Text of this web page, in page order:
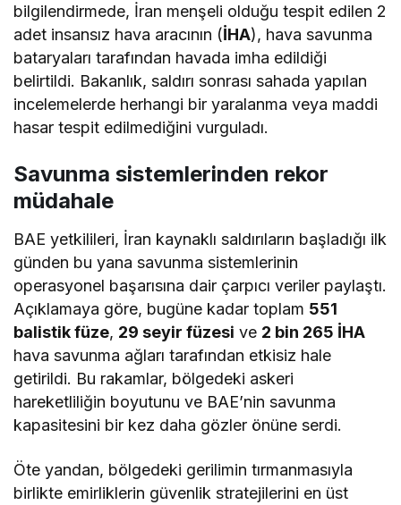
bilgilendirmede, İran menşeli olduğu tespit edilen 2
adet insansız hava aracının (İHA), hava savunma
bataryaları tarafından havada imha edildiği
belirtildi. Bakanlık, saldırı sonrası sahada yapılan
incelemelerde herhangi bir yaralanma veya maddi
hasar tespit edilmediğini vurguladı.
Savunma sistemlerinden rekor
müdahale
BAE yetkilileri, İran kaynaklı saldırıların başladığı ilk
günden bu yana savunma sistemlerinin
operasyonel başarısına dair çarpıcı veriler paylaştı.
Açıklamaya göre, bugüne kadar toplam 551
balistik füze, 29 seyir füzesi ve 2 bin 265 İHA
hava savunma ağları tarafından etkisiz hale
getirildi. Bu rakamlar, bölgedeki askeri
hareketliliğin boyutunu ve BAE’nin savunma
kapasitesini bir kez daha gözler önüne serdi.
Öte yandan, bölgedeki gerilimin tırmanmasıyla
birlikte emirliklerin güvenlik stratejilerini en üst